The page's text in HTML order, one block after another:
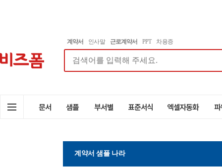
계약서 인사말 근로계약서 PPT 차용증
계약서 샘플 나라